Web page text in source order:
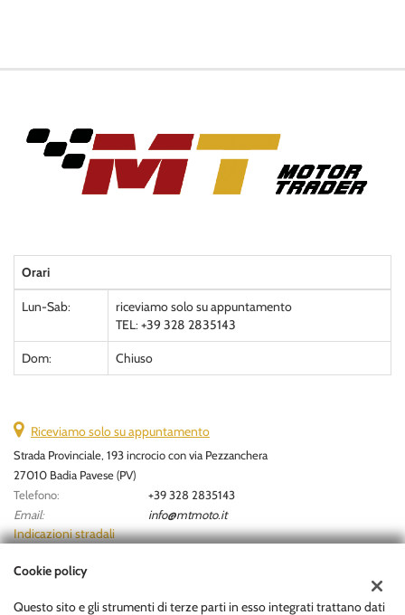
Orari
Lun-Sab:
riceviamo solo su appuntamento
TEL: +39 328 2835143
Dom: Chiuso
Riceviamo solo su appuntamento
Strada Provinciale, 193 incrocio con via Pezzanchera
27010 Badia Pavese (PV)
Telefono:
+39 328 2835143
Email:
info@mtmoto.it
Indicazioni stradali
Cookie policy
Questo sito e gli strumenti di terze parti in esso integrati trattano dati